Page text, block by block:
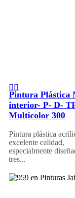
Pintura Plástica
interior- P- D-
Multicolor 300
Pintura plástica
excelente calidad,
especialmente
tres...